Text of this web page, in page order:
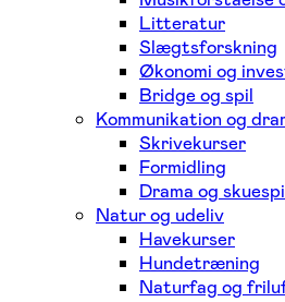
Litteratur
Slægtsforskning
Økonomi og
Bridge og spil
Kommunikation og
Skrivekurser
Formidling
Drama og
Natur og udeliv
Havekurser
Hundetræning
Naturfag og